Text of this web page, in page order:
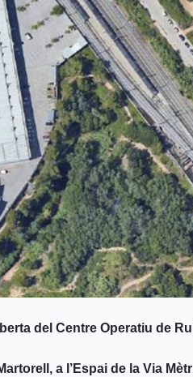
del Centre Operatiu de
a l’Espai de la Via